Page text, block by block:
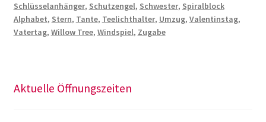
Schlüsselanhänger, Schutzengel, Schwester, Spiralblock
Alphabet, Stern, Tante, Teelichthalter, Umzug, Valentinstag,
Vatertag, Willow Tree, Windspiel, Zugabe
Aktuelle Öffnungszeiten